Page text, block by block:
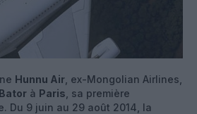
Hunnu Air , ex-Mongolian Airlines,
à Paris , sa première
Du 9 juin au 29 août 2014, la